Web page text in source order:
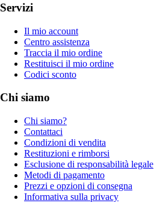
Servizi
Il mio account
Centro assistenza
Traccia il mio ordine
Restituisci il mio ordine
Codici sconto
Chi siamo
Chi siamo?
Contattaci
Condizioni di vendita
Restituzioni e rimborsi
Esclusione di responsabilità legale
Metodi di pagamento
Prezzi e opzioni di consegna
Informativa sulla privacy